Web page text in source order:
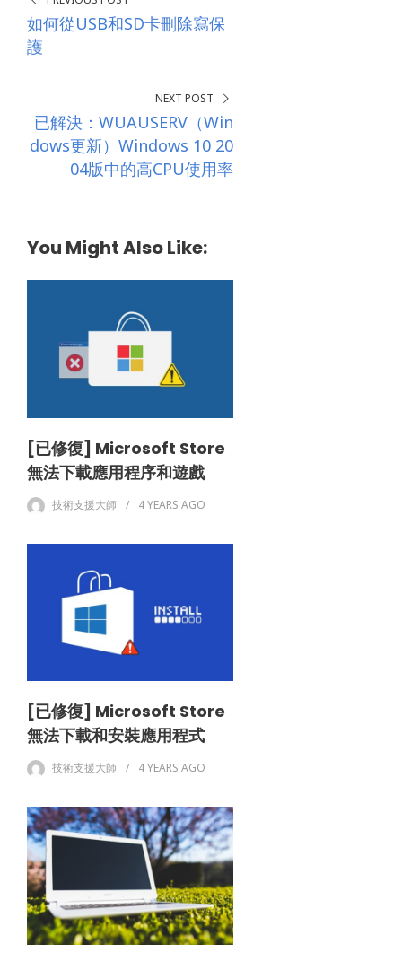
如何從USB和SD卡刪除寫保
護
NEXT POST
已解決：WUAUSERV（Win
dows更新）Windows 10 20
04版中的高CPU使用率
You Might Also Like:
[已修復] Microsoft Store
無法下載應用程序和遊戲
技術支援大師 4 YEARS AGO
[已修復] Microsoft Store
無法下載和安裝應用程式
技術支援大師 4 YEARS AGO